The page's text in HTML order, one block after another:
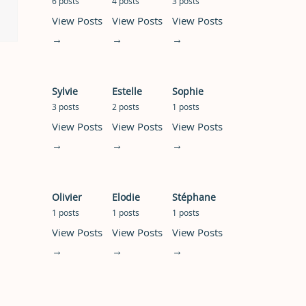
View Posts
→
View Posts
→
View Posts
→
Sylvie
3 posts
View Posts
→
Estelle
2 posts
View Posts
→
Sophie
1 posts
View Posts
→
Olivier
1 posts
View Posts
→
Elodie
1 posts
View Posts
→
Stéphane
1 posts
View Posts
→